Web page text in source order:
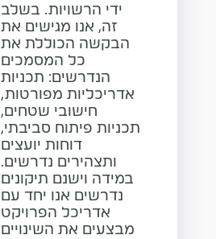
ידי הרשויות. בשלב
זה, אנו מגישים את
הבקשה הכוללת את
כל המסמכים
הנדרשים: תכניות
אדריכליות מפורטות,
חישובי שטחים,
תכניות פיתוח סביבתי,
דוחות יועצים
ותצהירים נדרשים.
במידה וישנם תיקונים
נדרשים אנו יחד עם
אדריכל הפרויקט
מבצעים את השינויים